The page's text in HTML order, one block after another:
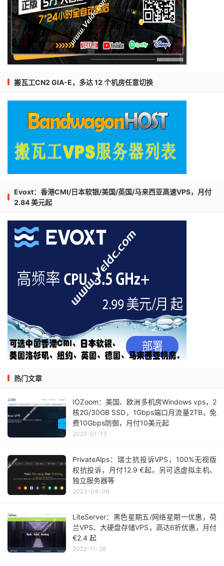
搬瓦工CN2 GIA-E，多达 12 个机房任意切换
Evoxt：香港CMI/日本软银/美国/英国/马来西亚高速VPS，月付
2.84 美元起
热门文章
IOZoom：美国、欧洲多机房Windows vps，2
核2G/30GB SSD，1Gbps端口月流量2TB，免
费10Gbps防御，月付10美元起
2022-01-13
PrivateAlps：瑞士抗投诉VPS，100%无视版
权抗投诉，月付12.9 €起，另可选虚拟主机、
独立服务器等
2023-04-09
LiteServer：黑色星期五/网络星期一优惠，荷
兰VPS、大硬盘存储VPS，高达6折优惠，月付
€2.4 起
2022-11-28